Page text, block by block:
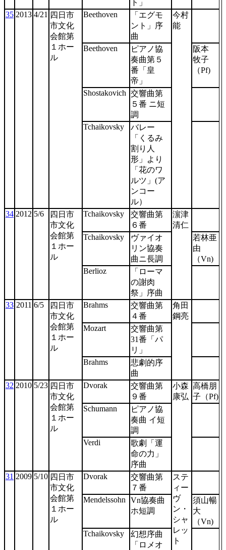
ト」
35 2013 4/21 四日市
市文化
会館第
１ホー
ル
Beethoven
「エグモ
ント」序
曲
今村
能
Beethoven
ピアノ協
奏曲第５
番「皇
帝」
阪本
牧子
（Pf)
Shostakovich 交響曲第
５番 ニ短
調
Tchaikovsky
バレー
「くるみ
割り人
形」より
「花のワ
ルツ」(ア
ンコー
ル）
34 2012 5/6
四日市
市文化
会館第
１ホー
ル
Tchaikovsky
交響曲第
６番
濵津
清仁
Tchaikovsky
ヴァイオ
リン協奏
曲ニ長調
若林亜
由
（Vn)
Berlioz
「ローマ
の謝肉
祭」序曲
33 2011 6/5
四日市
市文化
会館第
１ホー
ル
Brahms
交響曲第
４番
角田
鋼亮
Mozart
交響曲第
31番「パ
リ」
Brahms
悲劇的序
曲
32 2010 5/23 四日市
市文化
会館第
１ホー
ル
Dvorak
交響曲第
９番
小森
康弘
高橋朋
子（Pf)
Schumann
ピアノ協
奏曲 イ短
調
Verdi
歌劇「運
命の力」
序曲
31 2009 5/10 四日市
市文化
会館第
１ホー
ル
Dvorak
交響曲第
７番
ステ
ィー
ヴ
ン・
シャ
レッ
ト
Mendelssohn Vn協奏曲
ホ短調
須山暢
大
（Vn)
Tchaikovsky
幻想序曲
「ロメオ